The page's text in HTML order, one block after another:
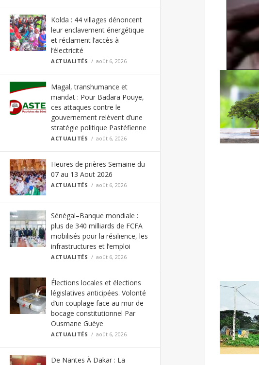
Kolda : 44 villages dénoncent
leur enclavement énergétique
et réclament l’accès à
l’électricité
ACTUALITÉS août 6, 2026
Magal, transhumance et
mandat : Pour Badara Pouye,
ces attaques contre le
gouvernement relèvent d’une
stratégie politique Pastéfienne
ACTUALITÉS août 6, 2026
Heures de prières Semaine du
07 au 13 Aout 2026
ACTUALITÉS août 6, 2026
Sénégal–Banque mondiale :
plus de 340 milliards de FCFA
mobilisés pour la résilience, les
infrastructures et l’emploi
ACTUALITÉS août 6, 2026
Élections locales et élections
législatives anticipées. Volonté
d’un couplage face au mur de
bocage constitutionnel Par
Ousmane Guèye
ACTUALITÉS août 6, 2026
De Nantes À Dakar : La
Le
de ...
lire